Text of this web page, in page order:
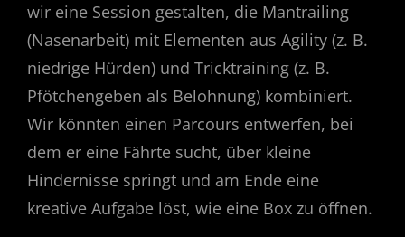
wir eine Session gestalten, die Mantrailing
(Nasenarbeit) mit Elementen aus Agility (z. B.
niedrige Hürden) und Tricktraining (z. B.
Pfötchengeben als Belohnung) kombiniert.
Wir könnten einen Parcours entwerfen, bei
dem er eine Fährte sucht, über kleine
Hindernisse springt und am Ende eine
kreative Aufgabe löst, wie eine Box zu öffnen.